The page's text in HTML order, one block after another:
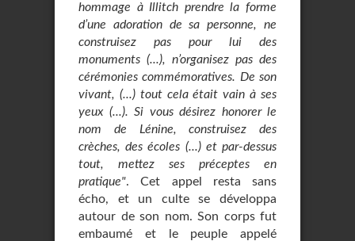
hommage à Illitch prendre la forme
d’une adoration de sa personne, ne
construisez pas pour lui des
monuments (...), n’organisez pas des
cérémonies commémoratives. De son
vivant, (...) tout cela était vain à ses
yeux (...). Si vous désirez honorer le
nom de Lénine, construisez des
crèches, des écoles (...) et par-dessus
tout, mettez ses préceptes en
pratique". Cet appel resta sans
écho, et un culte se développa
autour de son nom. Son corps fut
embaumé et le peuple appelé